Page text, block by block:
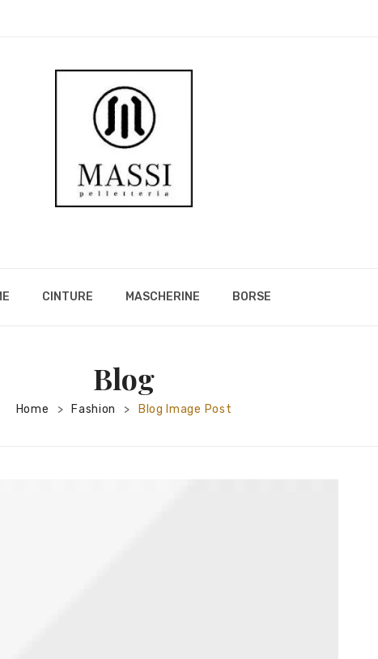
CINTURE MASCHERINE BORSE
Blog
Home > Fashion > Blog Image Post